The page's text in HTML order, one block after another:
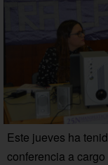
Este jueves ha
conferencia a